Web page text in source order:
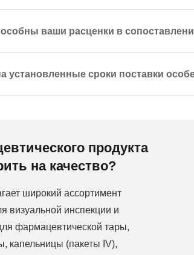
ваши расценки в
установленные сроки поставки
продукта
на качество?
широкий ассортимент
визуальной инспекции и
фармацевтической тары,
капельницы (пакеты IV),